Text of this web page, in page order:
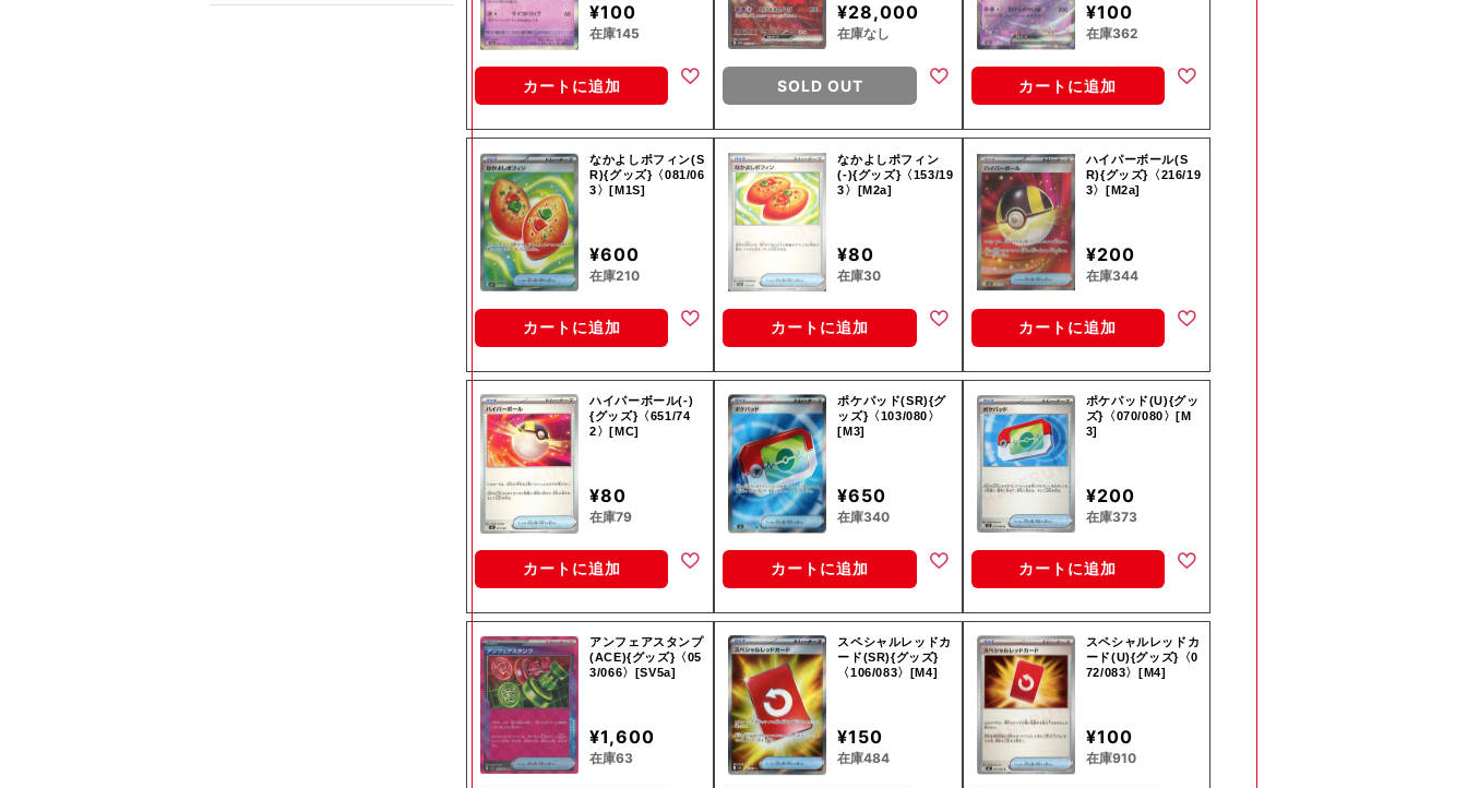
¥100
在庫145
カートに追加
¥28,000
在庫なし
SOLD OUT
¥100
在庫362
カートに追加
なかよしポフィン(S
R){グッズ}〈081/06
3〉[M1S]
¥600
在庫210
カートに追加
なかよしポフィン
(-){グッズ}〈153/19
3〉[M2a]
¥80
在庫30
カートに追加
ハイパーボール(S
R){グッズ}〈216/19
3〉[M2a]
¥200
在庫344
カートに追加
ハイパーボール(-)
{グッズ}〈651/74
2〉[MC]
¥80
在庫79
カートに追加
ポケパッド(SR){グ
ッズ}〈103/080〉
[M3]
¥650
在庫340
カートに追加
ポケパッド(U){グッ
ズ}〈070/080〉[M
3]
¥200
在庫373
カートに追加
アンフェアスタンプ
(ACE){グッズ}〈05
3/066〉[SV5a]
¥1,600
在庫63
スペシャルレッドカ
ード(SR){グッズ}
〈106/083〉[M4]
¥150
在庫484
スペシャルレッドカ
ード(U){グッズ}〈0
72/083〉[M4]
¥100
在庫910